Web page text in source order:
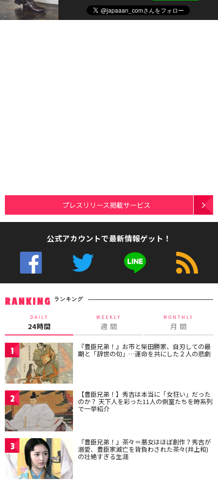
プレスリリース掲載サービス
公式アカウントで最新情報ゲット！
RANKING ランキング
DAILY
24時間
WEEKLY
週 間
MONTHLY
月 間
1 『豊臣兄弟！』お市と柴田勝家、自刃しての最
期と「辞世の句」…運命を共にした２人の悲劇
2 【豊臣兄弟！】秀吉は本当に「女狂い」だった
のか？ 天下人を彩った11人の側室たちを時系列
で一挙紹介
3 『豊臣兄弟！』茶々＝悪女はほぼ創作？秀吉が
溺愛、豊臣家滅亡を背負わされた茶々(井上和)
の壮絶すぎる生涯